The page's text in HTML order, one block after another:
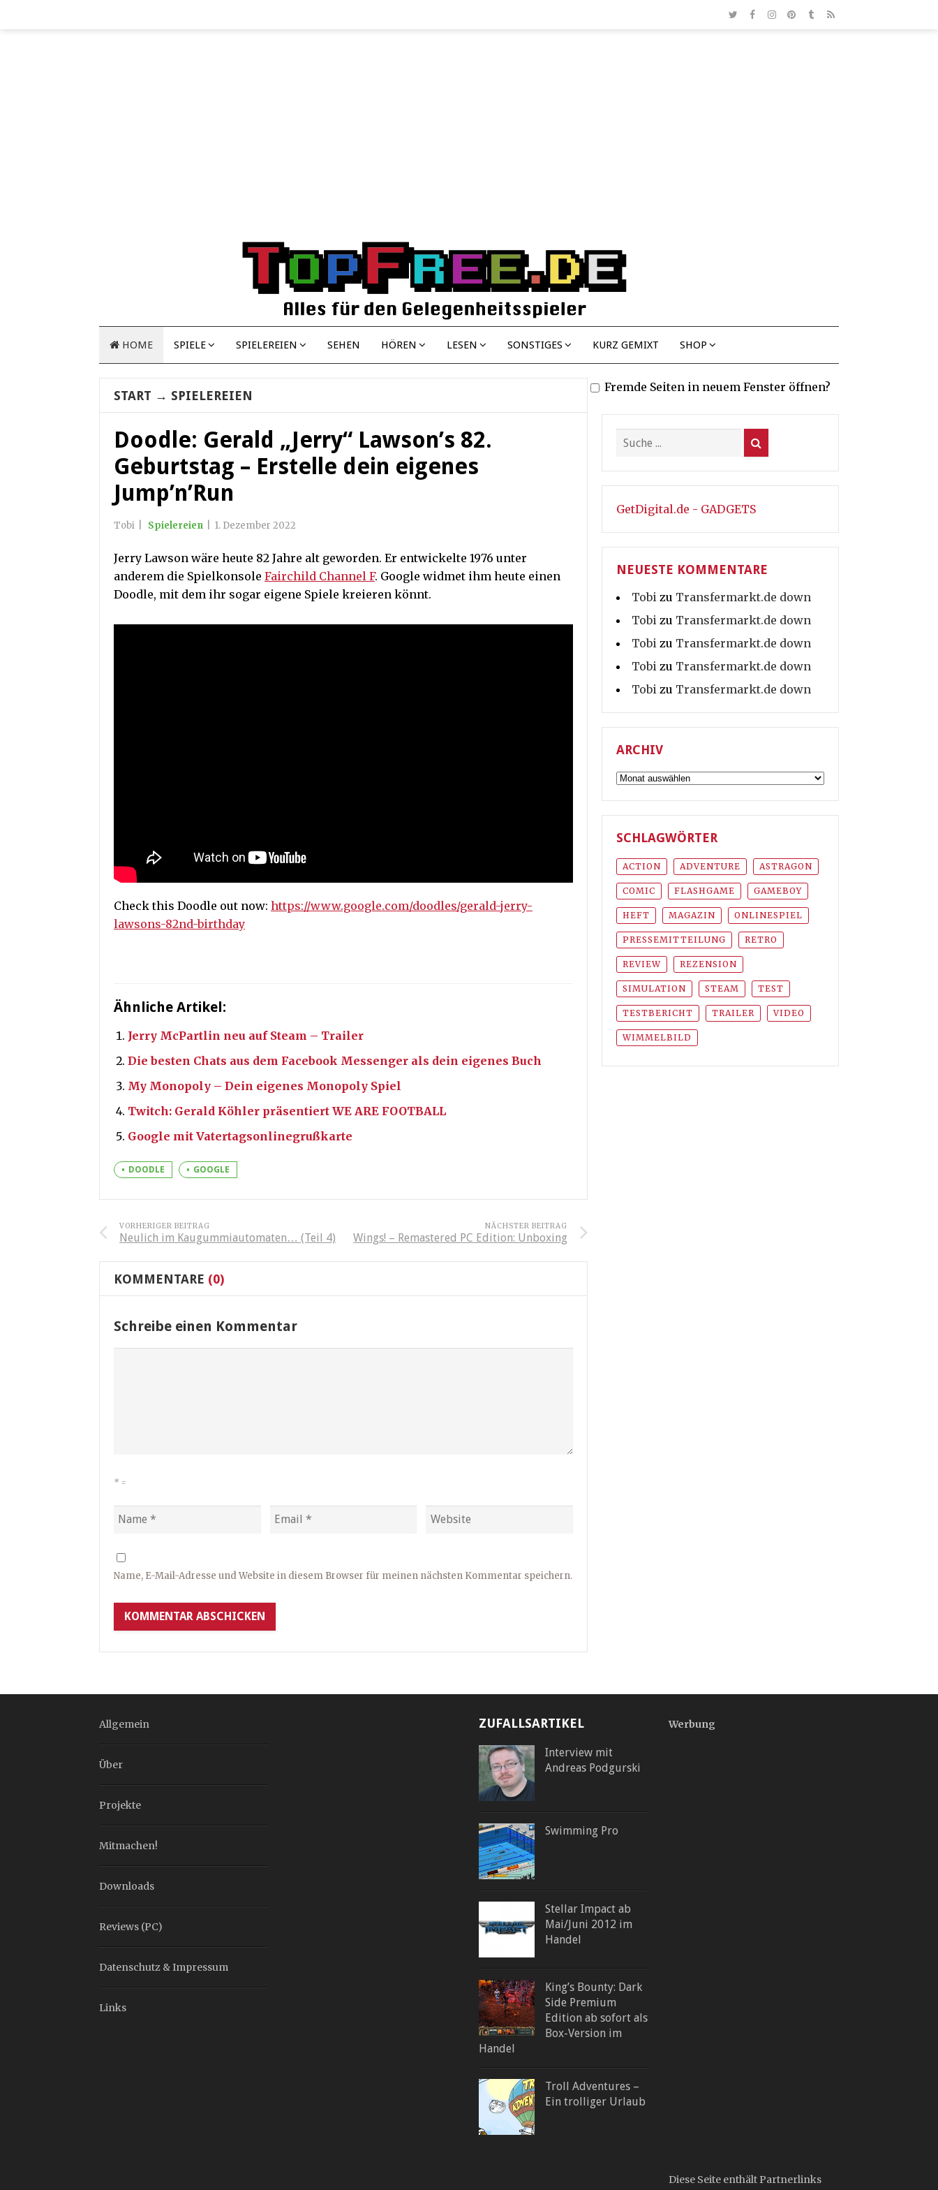
HOME SPIELE SPIELEREIEN SEHEN HÖREN LESEN SONSTIGES KURZ GEMIXT SHOP
START → SPIELEREIEN
Doodle: Gerald „Jerry“ Lawson’s 82.
Geburtstag – Erstelle dein eigenes
Jump’n’Run
Tobi Spielereien 1. Dezember 2022
Jerry Lawson wäre heute 82 Jahre alt geworden. Er entwickelte 1976 unter
anderem die Spielkonsole Fairchild Channel F. Google widmet ihm heute einen
Doodle, mit dem ihr sogar eigene Spiele kreieren könnt.
Check this Doodle out now: https://www.google.com/doodles/gerald-jerry-
lawsons-82nd-birthday
Ähnliche Artikel:
Jerry McPartlin neu auf Steam – Trailer
Die besten Chats aus dem Facebook Messenger als dein eigenes Buch
My Monopoly – Dein eigenes Monopoly Spiel
Twitch: Gerald Köhler präsentiert WE ARE FOOTBALL
Google mit Vatertagsonlinegrußkarte
DOODLE GOOGLE
VORHERIGER BEITRAG
Neulich im Kaugummiautomaten… (Teil 4)
NÄCHSTER BEITRAG
Wings! – Remastered PC Edition: Unboxing
KOMMENTARE (0)
Schreibe einen Kommentar
* =
Name, E-Mail-Adresse und Website in diesem Browser für meinen nächsten Kommentar speichern.
Fremde Seiten in neuem Fenster öffnen?
GetDigital.de - GADGETS
NEUESTE KOMMENTARE
Tobi zu Transfermarkt.de down
Tobi zu Transfermarkt.de down
Tobi zu Transfermarkt.de down
Tobi zu Transfermarkt.de down
Tobi zu Transfermarkt.de down
ARCHIV
Archiv
SCHLAGWÖRTER
ACTION ADVENTURE ASTRAGON
COMIC FLASHGAME GAMEBOY
HEFT MAGAZIN ONLINESPIEL
PRESSEMITTEILUNG RETRO
REVIEW REZENSION
SIMULATION STEAM TEST
TESTBERICHT TRAILER VIDEO
WIMMELBILD
Allgemein
Über
Projekte
Mitmachen!
Downloads
Reviews (PC)
Datenschutz & Impressum
Links
ZUFALLSARTIKEL
Interview mit
Andreas Podgurski
Swimming Pro
Stellar Impact ab
Mai/Juni 2012 im
Handel
King’s Bounty: Dark
Side Premium
Edition ab sofort als
Box-Version im
Handel
Troll Adventures –
Ein trolliger Urlaub
Werbung
Diese Seite enthält Partnerlinks